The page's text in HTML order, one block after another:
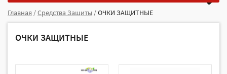
Главная /Средства Защиты /ОЧКИ ЗАЩИТНЫЕ
ОЧКИ ЗАЩИТНЫЕ